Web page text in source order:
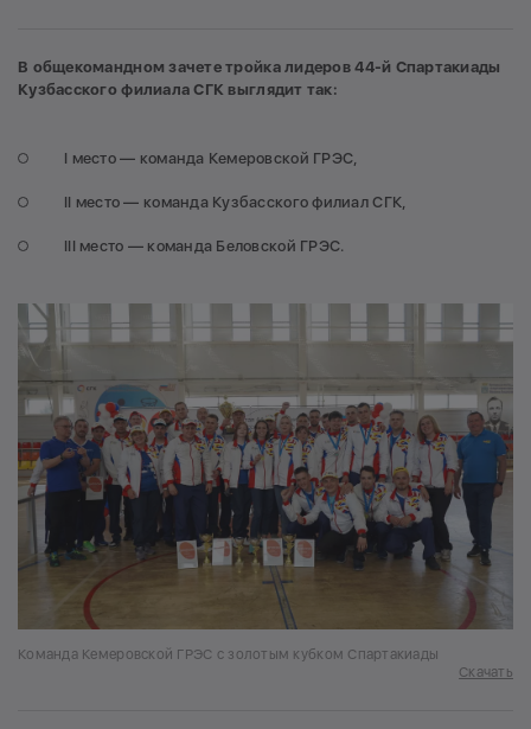
В общекомандном зачете тройка лидеров 44-й Спартакиады
Кузбасского филиала СГК выглядит так:
I место — команда Кемеровской ГРЭС,
II место — команда Кузбасского филиал СГК,
III место — команда Беловской ГРЭС.
Команда Кемеровской ГРЭС с золотым кубком Спартакиады
Скачать